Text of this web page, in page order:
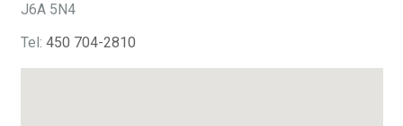
J6A 5N4
Tel: 450 704-2810